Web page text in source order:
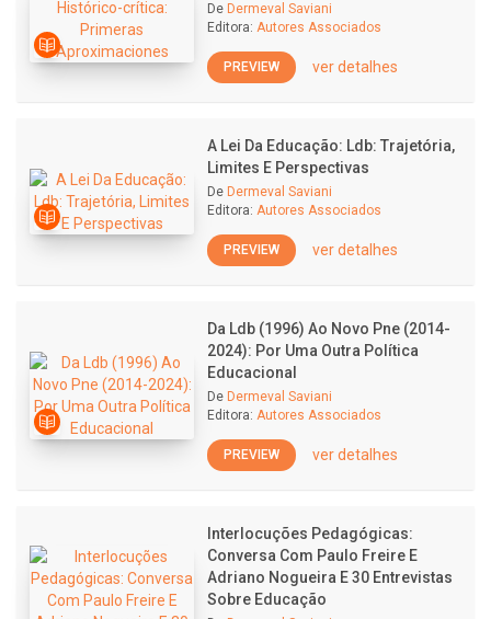
De Dermeval Saviani
Editora: Autores Associados
PREVIEW ver detalhes
A Lei Da Educação: Ldb: Trajetória,
Limites E Perspectivas
De Dermeval Saviani
Editora: Autores Associados
PREVIEW ver detalhes
Da Ldb (1996) Ao Novo Pne (2014-
2024): Por Uma Outra Política
Educacional
De Dermeval Saviani
Editora: Autores Associados
PREVIEW ver detalhes
Interlocuções Pedagógicas:
Conversa Com Paulo Freire E
Adriano Nogueira E 30 Entrevistas
Sobre Educação